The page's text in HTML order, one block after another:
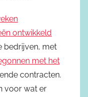
ontwikkeld
bedrijven, met
met het
contracten.
voor wat er